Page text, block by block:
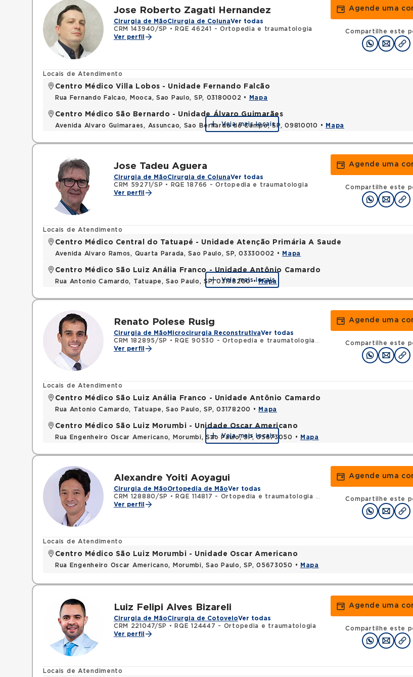
Jose Roberto Zagati Hernandez
Cirurgia de MãoCirurgia de ColunaVer todas
CRM 143940/SP
•
RQE 46241 - Ortopedia e traumatologia
Ver perfil
Agende uma
Compartilhe este
Locais de Atendimento
Centro Médico Villa Lobos - Unidade Fernando Falcão
Rua Fernando Falcao, Mooca, Sao Paulo, SP, 03180002 • Mapa
Centro Médico São Bernardo - Unidade Álvaro Guimarães
Avenida Alvaro Guimaraes, Assuncao, Sao Bernardo do Campo, SP, 09810010 • Mapa
Veja mais locais
Jose Tadeu Aguera
Cirurgia de MãoCirurgia de ColunaVer todas
CRM 59271/SP •
RQE 18766 - Ortopedia e traumatologia
Ver perfil
Agende uma
Compartilhe este
Locais de Atendimento
Centro Médico Central do Tatuapé - Unidade Atenção Primária A Saude
Avenida Alvaro Ramos, Quarta Parada, Sao Paulo, SP, 03330002 • Mapa
Centro Médico São Luiz Anália Franco - Unidade Antônio Camardo
Rua Antonio Camardo, Tatuape, Sao Paulo, SP, 03178200 •Mapa
Veja mais locais
Renato Polese Rusig
Cirurgia de Mão Microcirurgia ReconstrutivaVer todas
CRM 182895/SP
• RQE 90530 - Ortopedia e traumatologia
RQE 109352 - Cirurgia da
Ver perfil
Agende uma
Compartilhe este
Locais de Atendimento
Centro Médico São Luiz Anália Franco - Unidade Antônio Camardo
Rua Antonio Camardo, Tatuape, Sao Paulo, SP, 03178200 • Mapa
Centro Médico São Luiz Morumbi - Unidade Oscar Americano
Rua Engenheiro Oscar Americano, Morumbi, Sao Paulo, SP, 05673050 • Mapa
Veja mais locais
Alexandre Yoiti Aoyagui
Cirurgia de MãoOrtopedia de MãoVer todas
CRM 128880/SP
• RQE 114817 - Ortopedia e traumatologia
RQE 114818 - Cirurgia da
Ver perfil
Agende uma
Compartilhe este
Locais de Atendimento
Centro Médico São Luiz Morumbi - Unidade Oscar Americano
Rua Engenheiro Oscar Americano, Morumbi, Sao Paulo, SP, 05673050 • Mapa
Luiz Felipi Alves Bizareli
Cirurgia de MãoCirurgia de CotoveloVer todas
CRM 221047/SP
•
RQE 124447 - Ortopedia e traumatologia
Ver perfil
Agende uma
Compartilhe este
Locais de Atendimento